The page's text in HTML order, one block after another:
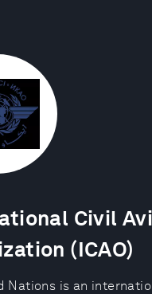
Civil
(ICAO)
Nations is an